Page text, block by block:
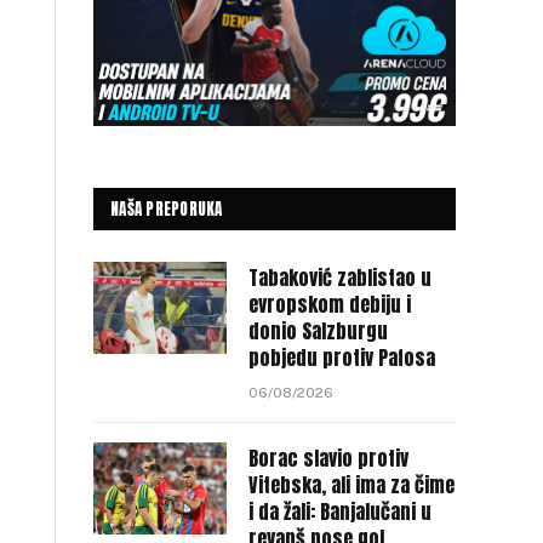
NAŠA PREPORUKA
Tabaković zablistao u
evropskom debiju i
donio Salzburgu
pobjedu protiv Pafosa
06/08/2026
Borac slavio protiv
Vitebska, ali ima za čime
i da žali: Banjalučani u